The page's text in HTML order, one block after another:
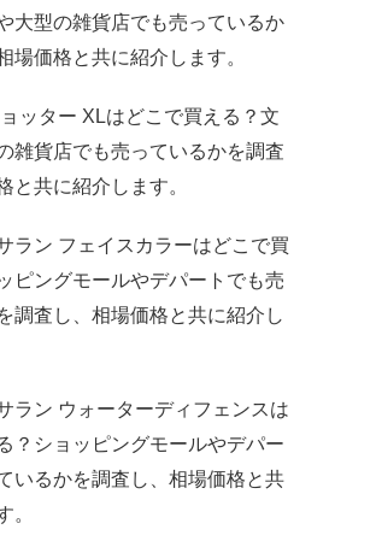
大型の雑貨店でも売っているか
場価格と共に紹介します。
ッター XLはどこで買える？文
雑貨店でも売っているかを調査
と共に紹介します。
ラン フェイスカラーはどこで買
ピングモールやデパートでも売
調査し、相場価格と共に紹介し
ラン ウォーターディフェンスは
？ショッピングモールやデパー
いるかを調査し、相場価格と共
。